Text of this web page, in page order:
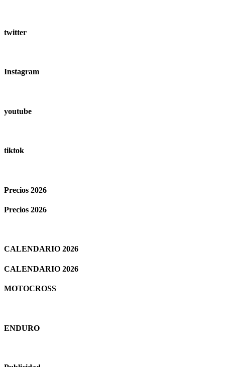
twitter
Instagram
youtube
tiktok
Precios 2026
Precios 2026
CALENDARIO 2026
CALENDARIO 2026
MOTOCROSS
ENDURO